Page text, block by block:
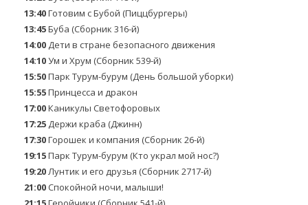
13:40Готовим с Бубой (Пиццбургеры)
13:45Буба (Сборник 316-й)
14:00Дети в стране безопасного движения
14:10Ум и Хрум (Сборник 539-й)
15:50Парк Турум-бурум (День большой уборки)
15:55Принцесса и дракон
17:00Каникулы Светофоровых
17:25Держи краба (Джинн)
17:30Горошек и компания (Сборник 26-й)
19:15Парк Турум-бурум (Кто украл мой нос?)
19:20Лунтик и его друзья (Сборник 2717-й)
21:00Спокойной ночи, малыши!